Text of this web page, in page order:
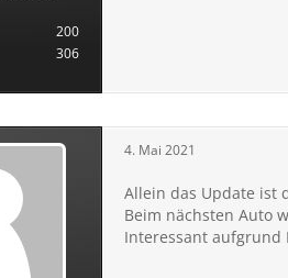
200
306
4. Mai 2021
Allein das Update ist
Beim nächsten Auto
Interessant aufgrund